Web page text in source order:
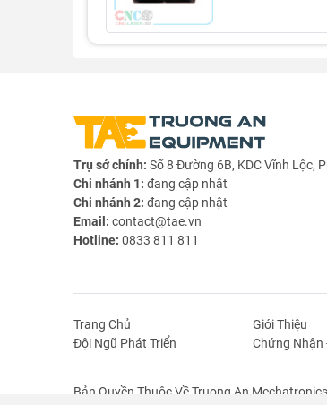
Trụ sở chính: Số 8 Đường 6B, KDC Vĩnh Lộc,
Chi nhánh 1: đang cập nhật
Chi nhánh 2: đang cập nhật
Email: contact@tae.vn
Hotline: 0833 811 811
Trang Chủ Giới Thiệu
Đội Ngũ Phát Triển
Chứng Nhận
Bản Quyền Thuộc Về Truong An Mechatronics.